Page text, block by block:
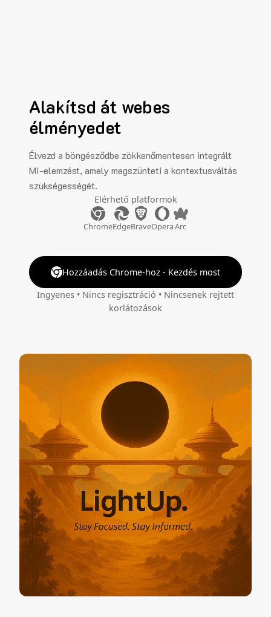
Alakítsd át webes
élményedet
Élvezd a böngésződbe zökkenőmentesen integrált
MI-elemzést, amely megszünteti a kontextusváltás
szükségességét.
Elérhető platformok
ChromeEdgeBraveOperaArc
Hozzáadás Chrome-hoz - Kezdés most
Ingyenes • Nincs regisztráció • Nincsenek rejtett
korlátozások